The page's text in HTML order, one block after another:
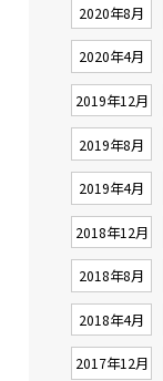
2020年8月
2020年4月
2019年12月
2019年8月
2019年4月
2018年12月
2018年8月
2018年4月
2017年12月